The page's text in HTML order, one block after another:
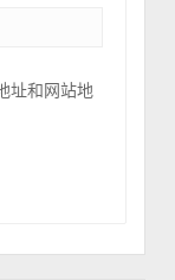
址和网站地